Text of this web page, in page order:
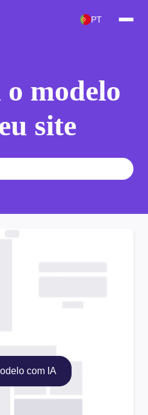
PT
modelo
site
com IA